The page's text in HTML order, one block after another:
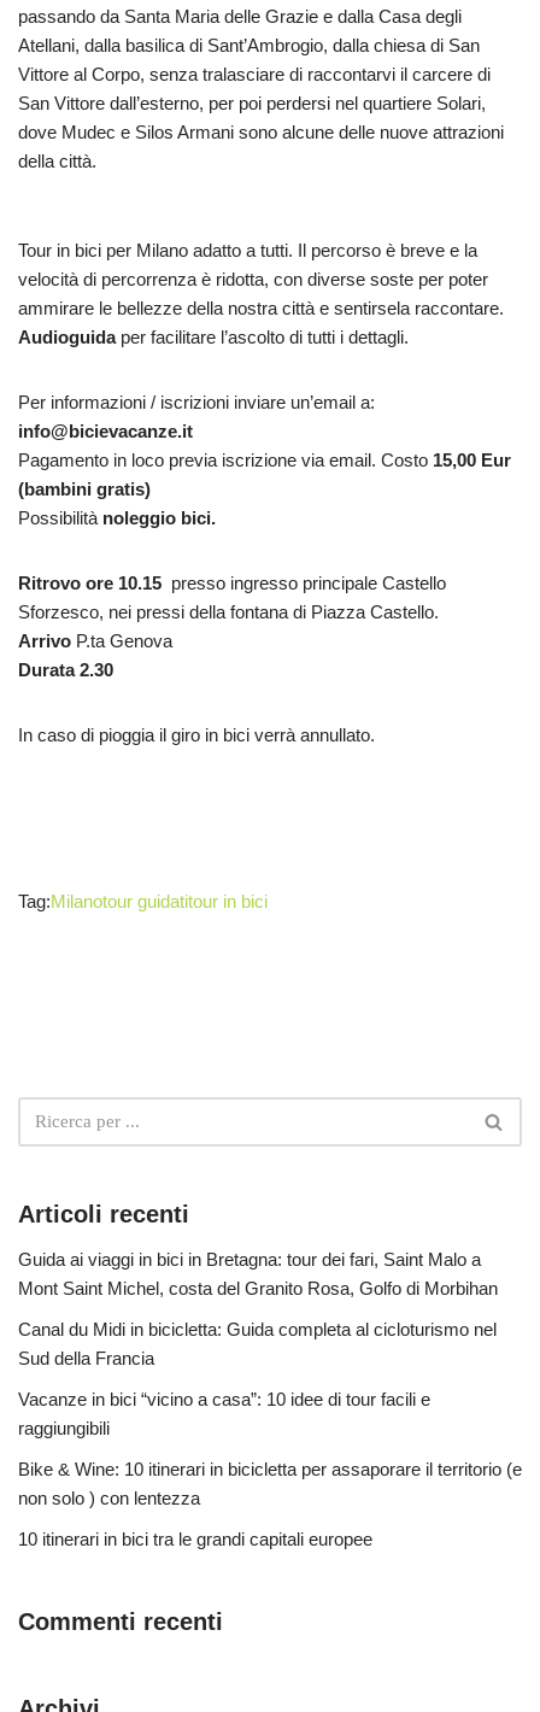
passando da Santa Maria delle Grazie e dalla Casa degli
Atellani, dalla basilica di Sant’Ambrogio, dalla chiesa di San
Vittore al Corpo, senza tralasciare di raccontarvi il carcere di
San Vittore dall’esterno, per poi perdersi nel quartiere Solari,
dove Mudec e Silos Armani sono alcune delle nuove attrazioni
della città.
Tour in bici per Milano adatto a tutti. Il percorso è breve e la
velocità di percorrenza è ridotta, con diverse soste per poter
ammirare le bellezze della nostra città e sentirsela raccontare.
Audioguidaper facilitare l’ascolto di tutti i dettagli.
Per informazioni / iscrizioni inviare un’email a:
info@bicievacanze.it
Pagamento in loco previa iscrizione via email. Costo 15,00 Eur
(bambini gratis)
Possibilità noleggio bici.
Ritrovo ore 10.15 presso ingresso principale Castello
Sforzesco, nei pressi della fontana di Piazza Castello.
Arrivo P.ta Genova
Durata 2.30
In caso di pioggia il giro in bici verrà annullato.
Tag:Milanotour guidatitour in bici
Articoli recenti
Guida ai viaggi in bici in Bretagna: tour dei fari, Saint Malo a
Mont Saint Michel, costa del Granito Rosa, Golfo di Morbihan
Canal du Midi in bicicletta: Guida completa al cicloturismo nel
Sud della Francia
Vacanze in bici “vicino a casa”: 10 idee di tour facili e
raggiungibili
Bike & Wine: 10 itinerari in bicicletta per assaporare il territorio (e
non solo ) con lentezza
10 itinerari in bici tra le grandi capitali europee
Commenti recenti